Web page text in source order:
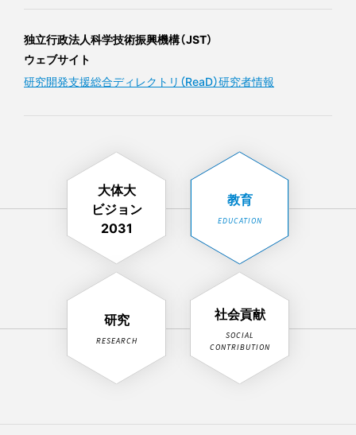
独立行政法人科学技術振興機構（JST）
ウェブサイト
研究開発支援総合ディレクトリ（ReaD）研究者情報
大体大
ビジョン
2031
教育
EDUCATION
研究
RESEARCH
社会貢献
SOCIAL
CONTRIBUTION